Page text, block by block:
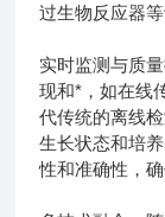
过生物反应器
实时监测与质
现和*，如在线
代传统的离线
生长状态和培
性和准确性，确